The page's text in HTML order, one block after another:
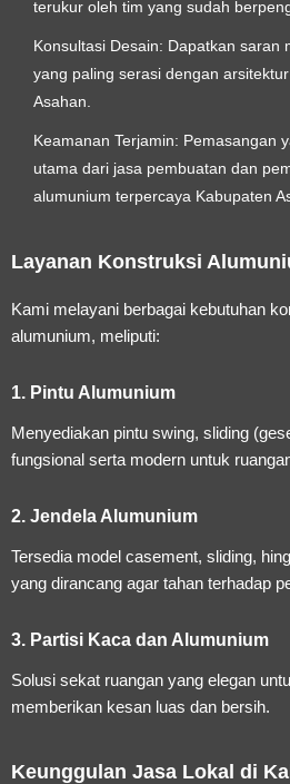
terukur oleh tim yang sudah
Konsultasi Desain: Dapatkan saran
yang paling serasi dengan
Asahan.
Keamanan Terjamin: Pemasangan
utama dari jasa pembuatan dan
alumunium terpercaya Kabupaten
Layanan Konstruksi
Kami melayani berbagai kebutuhan
alumunium, meliputi:
1. Pintu Alumunium
Menyediakan pintu swing, sliding
fungsional serta modern untuk
2. Jendela Alumunium
Tersedia model casement, sliding,
yang dirancang agar tahan terhadap
3. Partisi Kaca dan Alumunium
Solusi sekat ruangan yang elegan
memberikan kesan luas dan bersih.
Keunggulan Jasa Lokal di